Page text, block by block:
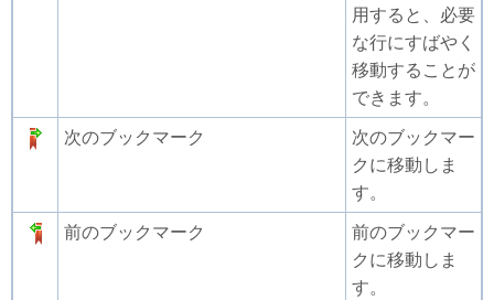
用すると、必要
な行にすばやく
移動することが
できます。
次のブックマーク
次のブックマー
クに移動しま
す。
前のブックマーク
前のブックマー
クに移動しま
す。